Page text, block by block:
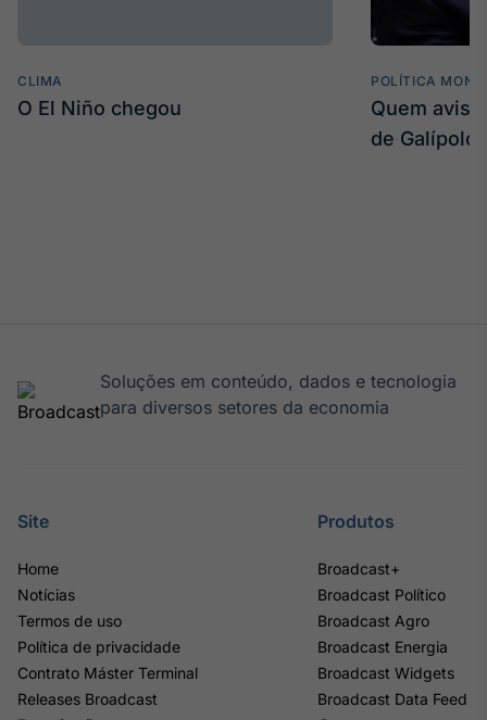
CLIMA
O El Niño chegou
POLÍTICA
Quem
de Galípolo
Soluções em conteúdo, dados e tecnologia
para diversos setores da economia
Site
Home
Notícias
Termos de uso
Política de privacidade
Contrato Máster Terminal
Releases Broadcast
Produtos
Broadcast+
Broadcast Político
Broadcast Agro
Broadcast Energia
Broadcast Widgets
Broadcast Data Feed